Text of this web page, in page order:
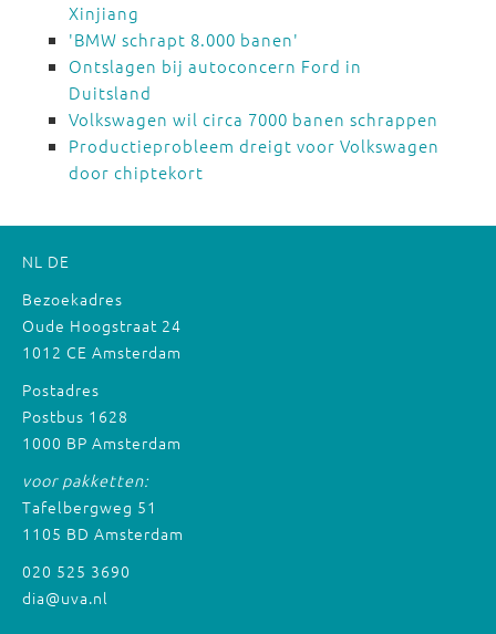
Xinjiang
'BMW schrapt 8.000 banen'
Ontslagen bij autoconcern Ford in
Duitsland
Volkswagen wil circa 7000 banen schrappen
Productieprobleem dreigt voor Volkswagen
door chiptekort
NL DE
Bezoekadres
Oude Hoogstraat 24
1012 CE Amsterdam
Postadres
Postbus 1628
1000 BP Amsterdam
voor pakketten:
Tafelbergweg 51
1105 BD Amsterdam
020 525 3690
dia@uva.nl